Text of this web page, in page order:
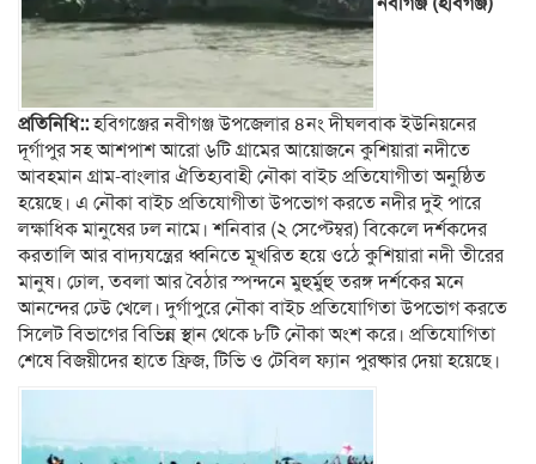
প্রতিনিধি::হবিগঞ্জের নবীগঞ্জ উপজেলার ৪নং দীঘলবাক ইউনিয়নের
দূর্গাপুর সহ আশপাশ আরো ৬টি গ্রামের আয়োজনে কুশিয়ারা নদীতে
আবহমান গ্রাম-বাংলার ঐতিহ্যবাহী নৌকা বাইচ প্রতিযোগীতা অনুষ্ঠিত
হয়েছে। এ নৌকা বাইচ প্রতিযোগীতা উপভোগ করতে নদীর দুই পারে
লক্ষাধিক মানুষের ঢল নামে। শনিবার (২ সেপ্টেম্বর) বিকেলে দর্শকদের
করতালি আর বাদ্যযন্ত্রের ধ্বনিতে মূখরিত হয়ে ওঠে কুশিয়ারা নদী তীরের
মানুষ। ঢোল, তবলা আর বৈঠার স্পন্দনে মুহুর্মুহু তরঙ্গ দর্শকের মনে
আনন্দের ঢেউ খেলে। দুর্গাপুরে নৌকা বাইচ প্রতিযোগিতা উপভোগ করতে
সিলেট বিভাগের বিভিন্ন স্থান থেকে ৮টি নৌকা অংশ করে। প্রতিযোগিতা
শেষে বিজয়ীদের হাতে ফ্রিজ, টিভি ও টেবিল ফ্যান পুরষ্কার দেয়া হয়েছে।